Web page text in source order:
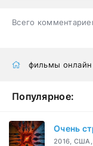
Всего
фильмы онлайн
Популярное:
Очень
2016, США,